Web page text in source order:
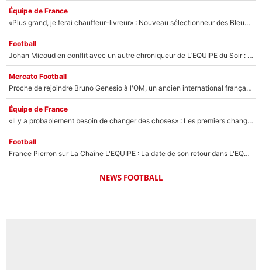
Équipe de France
«Plus grand, je ferai chauffeur-livreur» : Nouveau sélectionneur des Bleus, Zinédine Zidane s’était imaginé un avenir très différent lorsqu'il était enfant
Football
Johan Micoud en conflit avec un autre chroniqueur de L’EQUIPE du Soir : «Pendant un moment, je ne les ai pas remis ensemble dans l'émission»
Mercato Football
Proche de rejoindre Bruno Genesio à l'OM, un ancien international français va finalement débarquer... sur RMC !
Équipe de France
«Il y a probablement besoin de changer des choses» : Les premiers changements de Zinedine Zidane en équipe de France sont révélés ?
Football
France Pierron sur La Chaîne L'EQUIPE : La date de son retour dans L'EQUIPE de Choc est connue... et c'était très attendu
NEWS FOOTBALL